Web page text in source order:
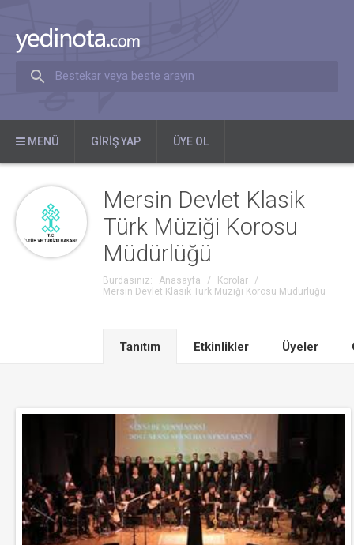
Bestekar veya beste arayın
MENÜ GIRIŞ YAP ÜYE OL
Mersin Devlet Klasik
Türk Müziği Korosu
Müdürlüğü
Burdasınız: Anasayfa / Korolar
/
Mersin Devlet Klasik Türk Müziği Korosu Müdürlüğü
Tanıtım Etkinlikler Üyeler